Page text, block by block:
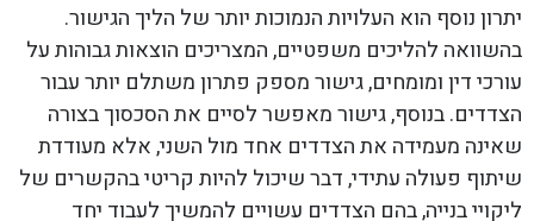
יתרון נוסף הוא העלויות הנמוכות יותר של הליך הגישור.
בהשוואה להליכים משפטיים, המצריכים הוצאות גבוהות על
עורכי דין ומומחים, גישור מספק פתרון משתלם יותר עבור
הצדדים. בנוסף, גישור מאפשר לסיים את הסכסוך בצורה
שאינה מעמידה את הצדדים אחד מול השני, אלא מעודדת
שיתוף פעולה עתידי, דבר שיכול להיות קריטי בהקשרים של
ליקויי בנייה, בהם הצדדים עשויים להמשיך לעבוד יחד